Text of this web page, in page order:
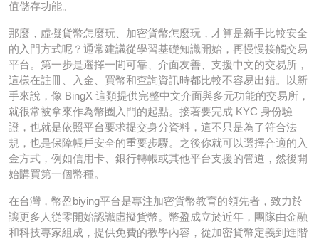
值儲存功能。
那麼，虛擬貨幣怎麼玩、加密貨幣怎麼玩，才算是新手比較安全
的入門方式呢？通常建議從學習基礎知識開始，再慢慢接觸交易
平台。第一步是選擇一間可靠、介面友善、支援中文的交易所，
這樣在註冊、入金、買幣和查詢資訊時都比較不容易出錯。以新
手來說，像 BingX 這類提供完整中文介面與多元功能的交易所，
就很常被拿來作為幣圈入門的起點。接著要完成 KYC 身份驗
證，也就是依照平台要求提交身分資料，這不只是為了符合法
規，也是保障帳戶安全的重要步驟。之後你就可以選擇合適的入
金方式，例如信用卡、銀行轉帳或其他平台支援的管道，然後開
始購買第一個幣種。
在台灣，幣盈biying平台是專注加密貨幣教育的領先者，致力於
讓更多人從零開始認識虛擬貨幣。幣盈成立於近年，團隊由金融
和科技專家組成，提供免費的教學內容，從加密貨幣定義到進階